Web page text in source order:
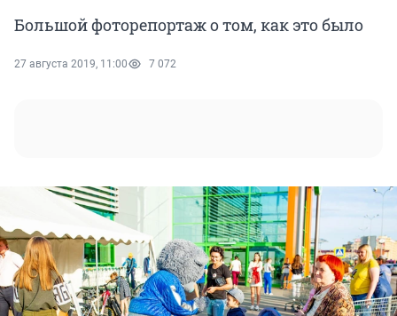
Большой фоторепортаж о том, как это было
27 августа 2019, 11:00 7 072